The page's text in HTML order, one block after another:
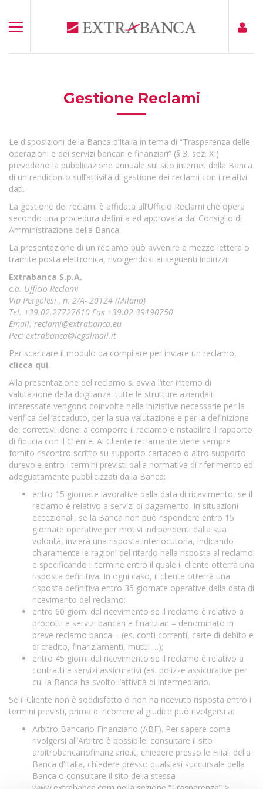
Gestione Reclami
Le disposizioni della Banca d’Italia in tema di “Trasparenza delle
operazioni e dei servizi bancari e finanziari” (§ 3, sez. XI)
prevedono la pubblicazione annuale sul sito internet della Banca
di un rendiconto sull’attività di gestione dei reclami con i relativi
dati.
La gestione dei reclami è affidata all’Ufficio Reclami che opera
secondo una procedura definita ed approvata dal Consiglio di
Amministrazione della Banca.
La presentazione di un reclamo può avvenire a mezzo lettera o
tramite posta elettronica, rivolgendosi ai seguenti indirizzi:
Extrabanca S.p.A.
c.a. Ufficio Reclami
Via Pergolesi , n. 2/A- 20124 (Milano)
Tel. +39.02.27727610 Fax +39.02.39190750
Email: reclami@extrabanca.eu
Pec: extrabanca@legalmail.it
Per scaricare il modulo da compilare per inviare un reclamo,
clicca qui.
Alla presentazione del reclamo si avvia l’iter interno di
valutazione della doglianza: tutte le strutture aziendali
interessate vengono coinvolte nelle iniziative necessarie per la
verifica dell’accaduto, per la sua valutazione e per la definizione
dei correttivi idonei a comporre il reclamo e ristabilire il rapporto
di fiducia con il Cliente. Al Cliente reclamante viene sempre
fornito riscontro scritto su supporto cartaceo o altro supporto
durevole entro i termini previsti dalla normativa di riferimento ed
adeguatamente pubblicizzati dalla Banca:
entro 15 giornate lavorative dalla data di ricevimento, se il
reclamo è relativo a servizi di pagamento. In situazioni
eccezionali, se la Banca non può rispondere entro 15
giornate operative per motivi indipendenti dalla sua
volontà, invierà una risposta interlocutoria, indicando
chiaramente le ragioni del ritardo nella risposta al reclamo
e specificando il termine entro il quale il cliente otterrà una
risposta definitiva. In ogni caso, il cliente otterrà una
risposta definitiva entro 35 giornate operative dalla data di
ricevimento del reclamo;
entro 60 giorni dal ricevimento se il reclamo è relativo a
prodotti e servizi bancari e finanziari – denominato in
breve reclamo banca – (es. conti correnti, carte di debito e
di credito, finanziamenti, mutui …);
entro 45 giorni dal ricevimento se il reclamo è relativo a
contratti e servizi assicurativi (es. polizze assicurative per
cui la Banca ha svolto l’attività di intermediario.
Se il Cliente non è soddisfatto o non ha ricevuto risposta entro i
termini previsti, prima di ricorrere al giudice può rivolgersi a:
Arbitro Bancario Finanziario (ABF). Per sapere come
rivolgersi all’Arbitro è possibile: consultare il sito
arbitrobancariofinanziario.it, chiedere presso le Filiali della
Banca d’Italia, chiedere presso qualsiasi succursale della
Banca o consultare il sito della stessa